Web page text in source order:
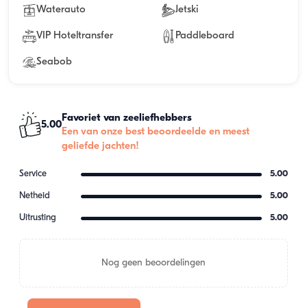
Waterauto Jetski
VIP Hoteltransfer Paddleboard
Seabob
5.00
Favoriet van zeeliefhebbers
Een van onze best beoordeelde en meest
geliefde jachten!
Service 5.00
Netheid 5.00
Uitrusting 5.00
Nog geen beoordelingen